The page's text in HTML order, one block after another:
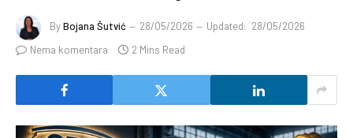
ByBojana Šutvić 28/05/2026 Updated: 28/05/2026
Nema komentara
2 Mins Read